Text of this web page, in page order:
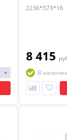
+
2236*573*16
8 415
В